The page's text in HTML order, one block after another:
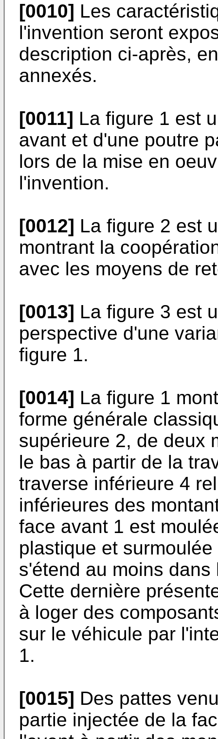
[0010] Les
l'invention seront
description ci-après,
annexés.
[0011] La figure 1 est
avant et d'une poutre
lors de la mise en
l'invention.
[0012] La figure 2 est
montrant la
avec les moyens de
[0013] La figure 3 est
perspective d'une
figure 1.
[0014] La figure 1
forme générale
supérieure 2, de deux
le bas à partir de la
traverse inférieure 4
inférieures des
face avant 1 est
plastique et
s'étend au moins
Cette dernière
à loger des
sur le véhicule par
1.
[0015] Des pattes
partie injectée de la